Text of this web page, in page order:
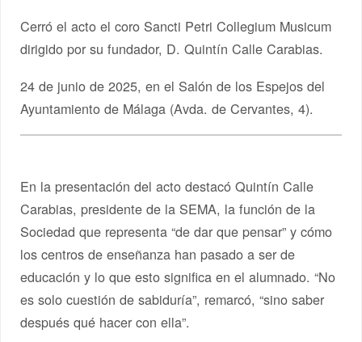
Cerró el acto el coro Sancti Petri Collegium Musicum
dirigido por su fundador, D. Quintín Calle Carabias.
24 de junio de 2025, en el Salón de los Espejos del
Ayuntamiento de Málaga (Avda. de Cervantes, 4).
En la presentación del acto destacó Quintín Calle
Carabias, presidente de la SEMA, la función de la
Sociedad que representa “de dar que pensar” y cómo
los centros de enseñanza han pasado a ser de
educación y lo que esto significa en el alumnado. “No
es solo cuestión de sabiduría”, remarcó, “sino saber
después qué hacer con ella”.